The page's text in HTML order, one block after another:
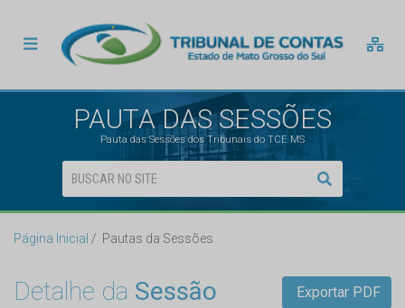
PAUTA DAS SESSÕES
Pauta das Sessões dos Tribunais do TCE MS
Página Inicial Pautas da Sessões
Detalhe da Sessão Exportar PDF